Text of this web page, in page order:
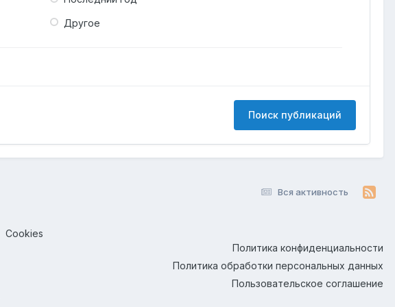
Другое
Поиск публикаций
Вся активность
Cookies
Политика конфиденциальности
Политика обработки персональных данных
Пользовательское соглашение